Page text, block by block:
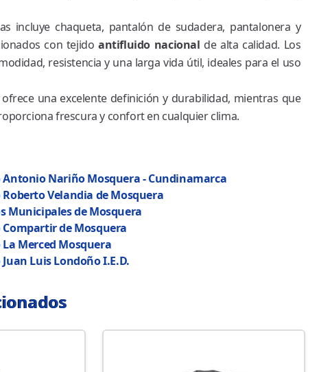
incluye chaqueta, pantalón de sudadera, pantalonera y
con tejidoantifluido nacional de alta calidad. Los
resistencia y una larga vida útil, ideales para el uso
una excelente definición y durabilidad, mientras que
frescura y confort en cualquier clima.
Antonio Nariño Mosquera - Cundinamarca
Velandia de Mosquera
Municipales de Mosquera
de Mosquera
Merced Mosquera
Luis Londoño I.E.D.